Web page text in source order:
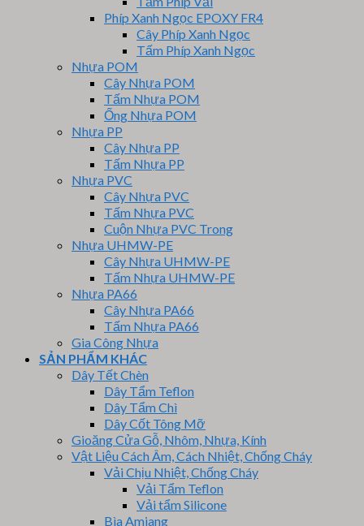
Phíp Xanh Ngọc EPOXY FR4
Cây Phíp Xanh Ngọc
Tấm Phíp Xanh Ngọc
Nhựa POM
Cây Nhựa POM
Tấm Nhựa POM
Ống Nhựa POM
Nhựa PP
Cây Nhựa PP
Tấm Nhựa PP
Nhựa PVC
Cây Nhựa PVC
Tấm Nhựa PVC
Cuộn Nhựa PVC Trong
Nhựa UHMW-PE
Cây Nhựa UHMW-PE
Tấm Nhựa UHMW-PE
Nhựa PA66
Cây Nhựa PA66
Tấm Nhựa PA66
Gia Công Nhựa
SẢN PHẨM KHÁC
Dây Tết Chèn
Dây Tẩm Teflon
Dây Tẩm Chì
Dây Cốt Tông Mỡ
Gioăng Cửa Gỗ, Nhôm, Nhựa, Kính
Vật Liệu Cách Âm, Cách Nhiệt, Chống Cháy
Vải Chịu Nhiệt, Chống Cháy
Vải Tẩm Teflon
Vải tẩm Silicone
Bìa Amiang